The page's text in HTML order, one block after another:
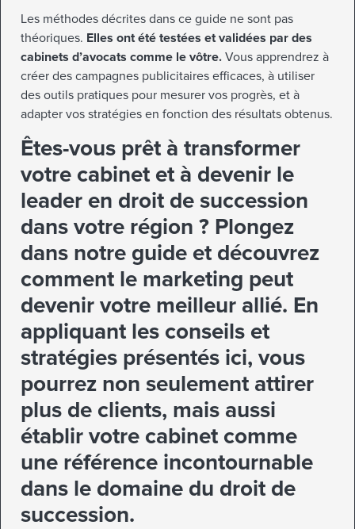
Les méthodes décrites dans ce guide ne sont pas
théoriques. Elles ont été testées et validées par des
cabinets d’avocats comme le vôtre. Vous apprendrez à
créer des campagnes publicitaires efficaces, à utiliser
des outils pratiques pour mesurer vos progrès, et à
adapter vos stratégies en fonction des résultats obtenus.
Êtes-vous prêt à transformer
votre cabinet et à devenir le
leader en droit de succession
dans votre région ? Plongez
dans notre guide et découvrez
comment le marketing peut
devenir votre meilleur allié. En
appliquant les conseils et
stratégies présentés ici, vous
pourrez non seulement attirer
plus de clients, mais aussi
établir votre cabinet comme
une référence incontournable
dans le domaine du droit de
succession.